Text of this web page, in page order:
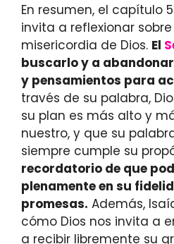
En resumen, el capítulo
invita a reflexionar
misericordia de Dios. El
buscarlo y a
y pensamientos para
través de su palabra,
su plan es más alto y
nuestro, y que su
siempre cumple su
recordatorio de que
plenamente en su
promesas. Además,
cómo Dios nos invita a
a recibir libremente su